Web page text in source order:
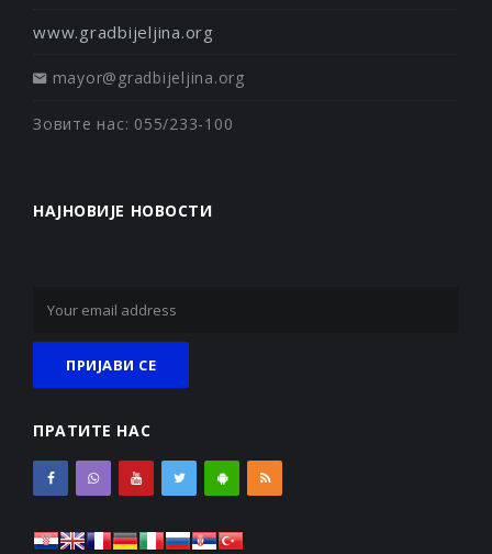
www.gradbijeljina.org
mayor@gradbijeljina.org
Зовите нас: 055/233-100
НАЈНОВИЈЕ НОВОСТИ
ПРАТИТЕ НАС